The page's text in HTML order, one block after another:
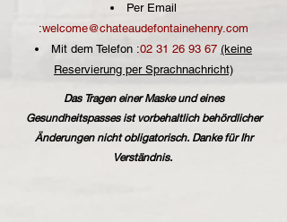
Per Email
:welcome@chateaudefontainehenry.com
Mit dem Telefon :02 31 26 93 67 (keine
Reservierung per Sprachnachricht)
Das Tragen einer Maske und eines
Gesundheitspasses ist vorbehaltlich behördlicher
Änderungen nicht obligatorisch. Danke für Ihr
Verständnis.